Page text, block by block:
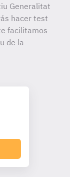
Generalitat
hacer test
facilitamos
de la